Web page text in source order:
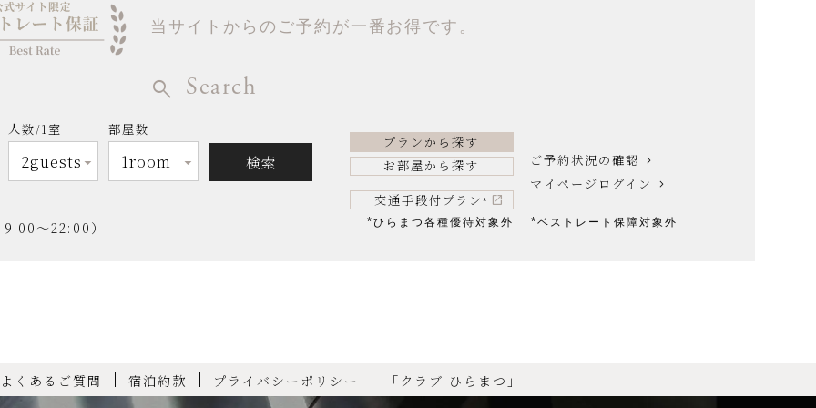
当サイトからのご予約が一番お得です。
Search
人数/1室 部屋数
～22:00）
プランから探す
お部屋から探す
交通手段付プラン*
ご予約状況の確認
マイページログイン
*ひらまつ各種優待対象外 *ベストレート保障対象外
よくあるご質問 宿泊約款 プライバシーポリシー 「クラブ ひらまつ」